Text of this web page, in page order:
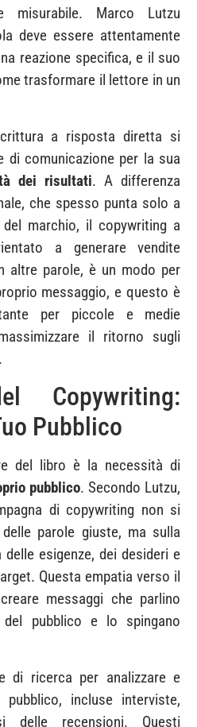
misurabile. Marco Lutzu
deve essere attentamente
reazione specifica, e il suo
trasformare il lettore in un
a risposta diretta si
di comunicazione per la sua
dei risultati. A differenza
che spesso punta solo a
del marchio, il copywriting a
a generare vendite
altre parole, è un modo per
messaggio, e questo è
per piccole e medie
il ritorno sugli
Copywriting:
Pubblico
del libro è la necessità di
pubblico. Secondo Lutzu,
di copywriting non si
parole giuste, ma sulla
esigenze, dei desideri e
Questa empatia verso il
messaggi che parlino
pubblico e lo spingano
di ricerca per analizzare e
incluse interviste,
delle recensioni. Questi